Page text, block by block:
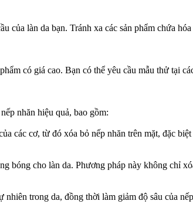
của làn da bạn. Tránh xa các sản phẩm chứa
có giá cao. Bạn có thể yêu cầu mẫu thử tại
nhăn hiệu quả, bao gồm:
cơ, từ đó xóa bỏ nếp nhăn trên mặt, đặc
bóng cho làn da. Phương pháp này không chỉ
trong da, đồng thời làm giảm độ sâu của